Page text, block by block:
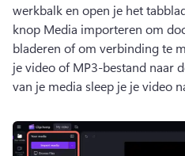
werkbalk en open je het
knop Media importeren om
bladeren of om verbinding te
je video of MP3-bestand naar
van je media sleep je je video